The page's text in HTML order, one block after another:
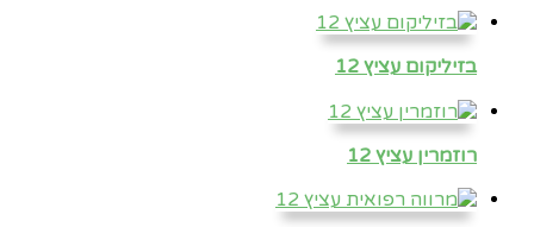
בזיליקום עציץ 12
רוזמרין עציץ 12